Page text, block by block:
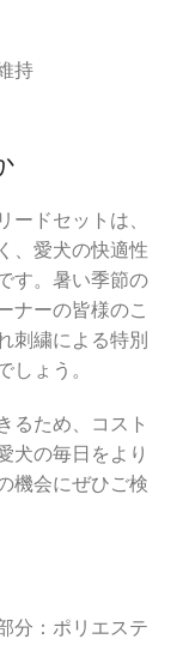
持
ードセットは、
、愛犬の快適性
す。暑い季節の
ナーの皆様のこ
刺繍による特別
しょう。
るため、コスト
犬の毎日をより
機会にぜひご検
分：ポリエステ